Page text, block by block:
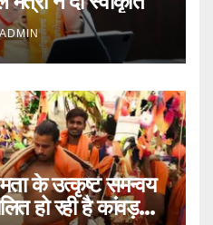
ADMIN
के उत्कृष्ट समन्वय
हो रही है कांवड़